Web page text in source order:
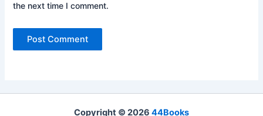
the next time I comment.
Copyright © 2026 44Books